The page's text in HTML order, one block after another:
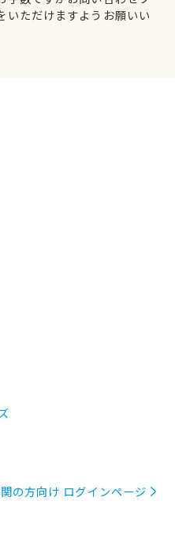
いただけますようお願いい
の方向け ログインページ